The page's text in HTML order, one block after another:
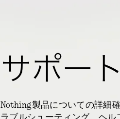
サポー
Nothing製品についての詳細